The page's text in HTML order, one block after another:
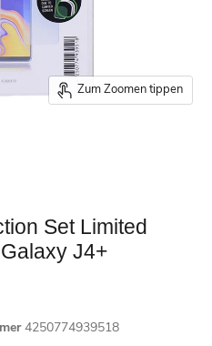
Zum Zoomen tippen
Set Limited
J4+
4250774939518